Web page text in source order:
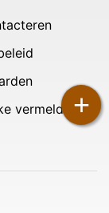
+
vermeldingen